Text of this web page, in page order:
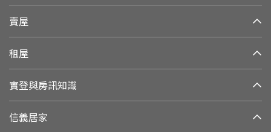
賣屋
租屋
實登與房訊知識
信義居家